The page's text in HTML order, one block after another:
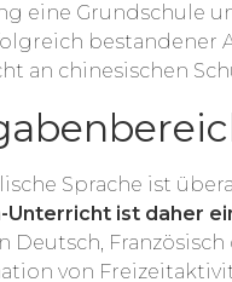
eine Grundschule
bestandener
an chinesischen
Sprache ist
Unterricht ist daher
Deutsch,
von